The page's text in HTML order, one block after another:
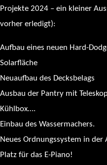
Projekte 2024 – ein kleiner
vorher erledigt):
Aufbau eines neuen Hard-
Solarfläche
Neuaufbau des Decksbelags
Ausbau der Pantry mit
Kühlbox….
Einbau des Wassermachers.
Neues Ordnungssystem in der
Platz für das E-Piano!